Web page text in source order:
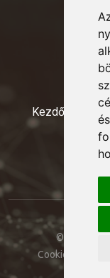
Kezdőoldal
© 2024
Cookie